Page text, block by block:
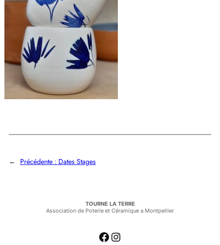
← Précédente : Dates Stages
TOURNE LA TERRE
Association de Poterie et Céramique a Montpellier
Facebook Instagram